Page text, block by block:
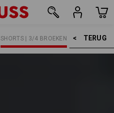
TERUG    >
SHORTS | 3/4 BROEKEN